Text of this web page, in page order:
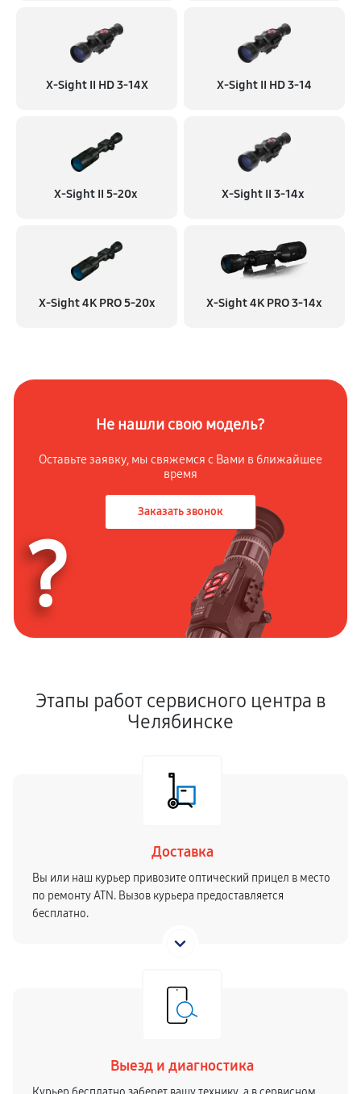
410 руб
X-Sight II HD 3-14X X-Sight II HD 3-14
X-Sight II 5-20x X-Sight II 3-14x
X-Sight 4K PRO 5-20x X-Sight 4K PRO 3-14x
Не нашли свою модель?
Оставьте заявку, мы свяжемся с Вами в ближайшее
время
Заказать звонок
?
Этапы работ сервисного центра в
Челябинске
Доставка
Вы или наш курьер привозите оптический прицел в место
по ремонту ATN. Вызов курьера предоставляется
бесплатно.
Выезд и диагностика